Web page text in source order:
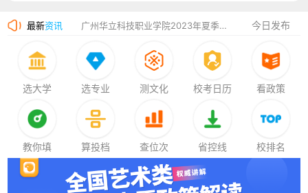
最新资讯 广州华立科技职业学院2023年夏季高考招生简章
湛江幼儿师范专科学校2023年夏季高考招生简章
今日发布
选大学 选专业 测文化 校考日历 看政策
教你填 算投档 查位次 省控线 校排名